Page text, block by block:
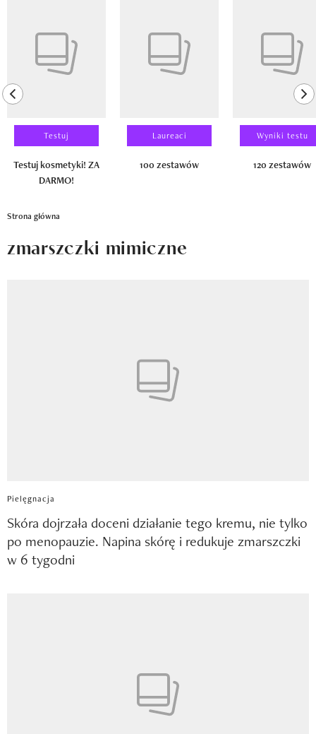
Wizaz Summer Influ School
Mój profil / Zarejestruj się
previous element
Testuj
Testuj kosmetyki! ZA
DARMO!
Laureaci
100 zestawów
Wyniki testu
120 zestawów
Strona główna
zmarszczki mimiczne
Pielęgnacja
Skóra dojrzała doceni działanie tego kremu, nie tylko
po menopauzie. Napina skórę i redukuje zmarszczki
w 6 tygodni